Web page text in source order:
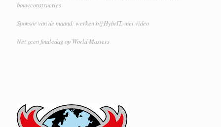
bouwconstructies
Sponsor van de maand: werken bij HybrIT, met video
Net geen finaledag op World Masters